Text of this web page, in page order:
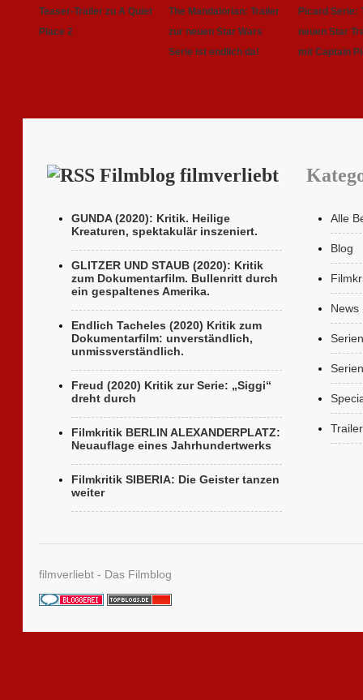
Teaser-Trailer zu A Quiet
Place 2
The Mandalorian: Trailer
zur neuen Star Wars
Serie ist endlich da!
Picard Serie:
neuen Star
mit Captain
Filmblog filmverliebt
GUNDA (2020): Kritik. Heilige
Kreaturen, spektakulär inszeniert.
GLITZER UND STAUB (2020): Kritik
zum Dokumentarfilm. Bullenritt durch
ein gespaltenes Amerika.
Endlich Tacheles (2020) Kritik zum
Dokumentarfilm: unverständlich,
unmissverständlich.
Freud (2020) Kritik zur Serie: „Siggi“
dreht durch
Filmkritik BERLIN ALEXANDERPLATZ:
Neuauflage eines Jahrhundertwerks
Filmkritik SIBERIA: Die Geister tanzen
weiter
Alle
Blog
News
Serien
Trailer
filmverliebt - Das Filmblog